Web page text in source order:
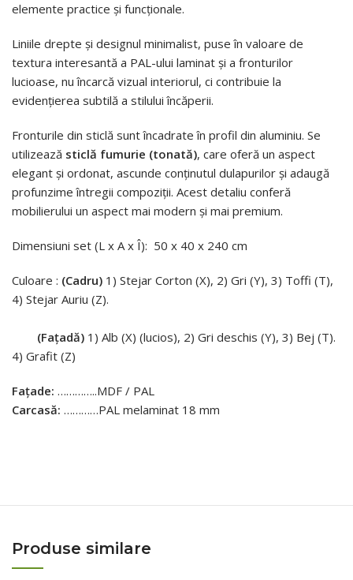
elemente practice și funcționale.
Liniile drepte și designul minimalist, puse în valoare de
textura interesantă a PAL-ului laminat și a fronturilor
lucioase, nu încarcă vizual interiorul, ci contribuie la
evidențierea subtilă a stilului încăperii.
Fronturile din sticlă sunt încadrate în profil din aluminiu. Se
utilizează sticlă fumurie (tonată), care oferă un aspect
elegant și ordonat, ascunde conținutul dulapurilor și adaugă
profunzime întregii compoziții. Acest detaliu conferă
mobilierului un aspect mai modern și mai premium.
Dimensiuni set (L x A x Î): 50 x 40 x 240 cm
Culoare : (Cadru) 1) Stejar Corton (X), 2) Gri (Y), 3) Toffi (T),
4) Stejar Auriu (Z).
(Fațadă) 1) Alb (X) (lucios), 2) Gri deschis (Y), 3) Bej (T).
4) Grafit (Z)
Fațade: …………..MDF / PAL
Carcasă: …………PAL melaminat 18 mm
Produse similare